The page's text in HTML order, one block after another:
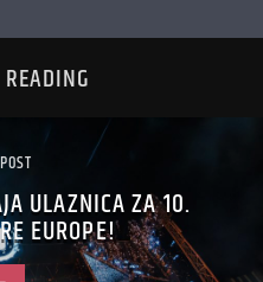
ULAZNICA ZA 10.
EUROPE!